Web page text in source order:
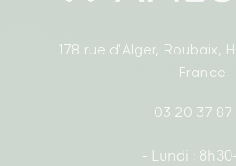
178 rue d'Alger, Roubaix,
France
03 20 37 87
- Lundi :